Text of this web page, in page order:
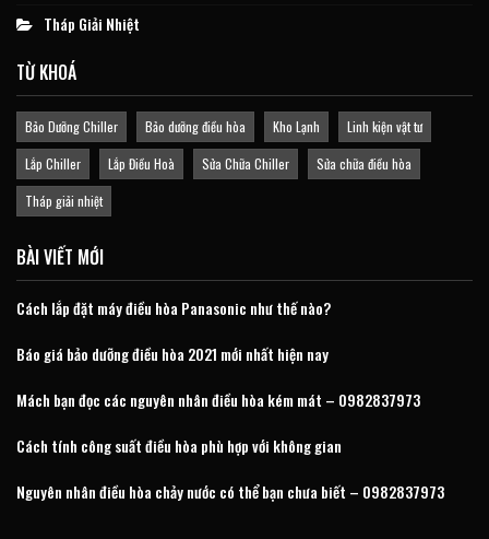
Tháp Giải Nhiệt
TỪ KHOÁ
Bảo Dưỡng Chiller Bảo dưỡng điều hòa Kho Lạnh
Linh kiện vật tư
Lắp Chiller
Lắp Điều Hoà Sửa Chữa Chiller
Sửa chữa điều hòa
Tháp giải nhiệt
BÀI VIẾT MỚI
Cách lắp đặt máy điều hòa Panasonic như thế nào?
Báo giá bảo dưỡng điều hòa 2021 mới nhất hiện nay
Mách bạn đọc các nguyên nhân điều hòa kém mát – 0982837973
Cách tính công suất điều hòa phù hợp với không gian
Nguyên nhân điều hòa chảy nước có thể bạn chưa biết – 0982837973